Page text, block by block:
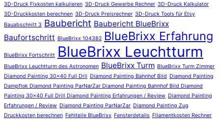
3D-Druck Fixkosten kalkulieren 3D-Druck Gewerbe Rechner 3D-Druck Kalkulator
3D-Druckkosten berechnen 3D-Druck Preisrechner 3D-Druck Tools für Etsy
Bauabschnitt 3 Baubericht Baubericht BlueBrixx
Baufortschritt BlueBrixx 104382 BlueBrixx Erfahrung
BlueBrixx Fortschritt BlueBrixx Leuchtturm
BlueBrixx Leuchtturm des Astronomen BlueBrixx Turm BlueBrixx Turm Zimmer
Diamond Painting 30x40 Full Dril Diamond Painting Bahnhof Bild Diamond Painting
Dampflok Diamond Painting ParNarZar Diamond Painting Bahnhof Bild Diamond
Painting 30x40 Full Drill Diamond Painting Erfahrungen / Review Diamond Painting
Erfahrungen / Review Diamond Painting ParNarZar Diamond Painting Zug
Druckkosten berechnen Fehlteile BlueBrixx Fensterdetails Filamentkosten Rechner